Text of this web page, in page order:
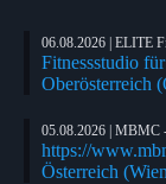
06.08.2026 | ELITE
Fitnessstudio
Oberösterreich
05.08.2026 | MBMC
https://
Österreich